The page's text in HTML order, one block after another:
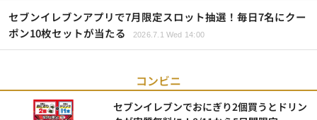
セブンイレブンアプリで7月限定スロット抽選！毎日7名にクー
ポン10枚セットが当たる
2026.7.1 Wed 14:00
コンビニ
セブンイレブンでおにぎり2個買うとドリン